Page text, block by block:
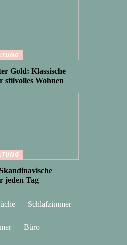
Gold: Klassische
stilvolles Wohnen
jeden Tag
Schlafzimmer
Büro